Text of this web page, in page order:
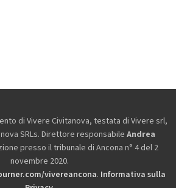
di Vivere Civitanova, testata di Vivere srl,
SRLs. Direttore responsabile Andrea
presso il tribunale di Ancona n° 4 del 2
novembre 2020.
vivereancona. Informativa sulla